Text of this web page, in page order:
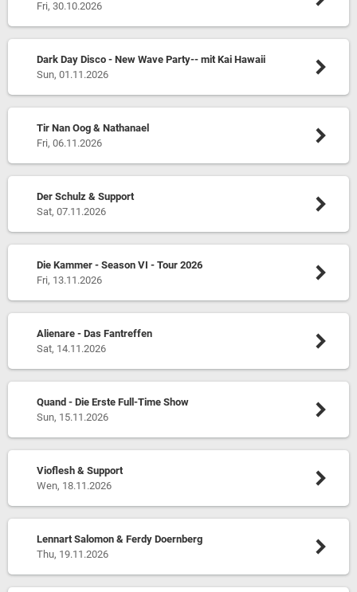
Fri, 30.10.2026
Dark Day Disco - New Wave Party-- mit Kai Hawaii
Sun, 01.11.2026
Tir Nan Oog & Nathanael
Fri, 06.11.2026
Der Schulz & Support
Sat, 07.11.2026
Die Kammer - Season VI - Tour 2026
Fri, 13.11.2026
Alienare - Das Fantreffen
Sat, 14.11.2026
Quand - Die Erste Full-Time Show
Sun, 15.11.2026
Vioflesh & Support
Wen, 18.11.2026
Lennart Salomon & Ferdy Doernberg
Thu, 19.11.2026